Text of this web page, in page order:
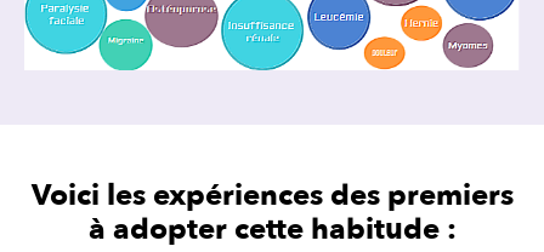
Voici les expériences des premiers
à adopter cette habitude :